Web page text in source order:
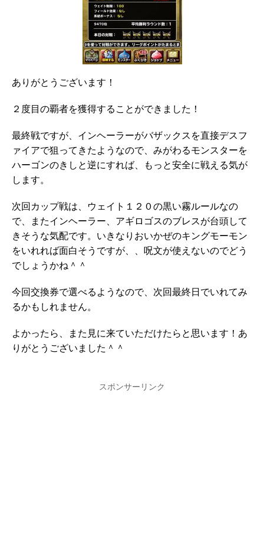
ありがとうございます！
２度目の覇者を獲得することができました！
最終戦ですが、インヘーラーがバザックスを直接デスフ
ァイアで狙ってきたようなので、みがわるモンスターを
ハーゴンのきしと逆にすれば、もっと安全に戦える気が
します。
次回カップ戦は、ウェイト１２０の黒い霧ルールなの
で、またインヘーラー、アギロゴスのブレスが台頭して
きそうな気配です。いきなりおいかぜのキングモーモン
をいれれば面白そうですが、、呪文が使えないのでどう
でしょうかね＾＾
今回交換券で選べるようなので、次回最終日でいれてみ
るかもしれません。
よかったら、また見に来ていただけたらと思います！あ
りがとうございました＾＾
スポンサーリンク